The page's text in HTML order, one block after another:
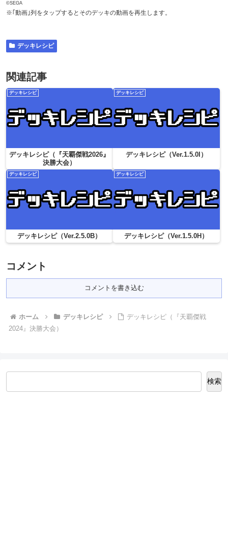
©SEGA
※｢動画｣列をタップするとそのデッキの動画を再生します。
デッキレシピ
関連記事
デッキレシピ
デッキレシピ（『天覇傑戦2026』
決勝大会）
デッキレシピ
デッキレシピ（Ver.1.5.0I）
デッキレシピ
デッキレシピ（Ver.2.5.0B）
デッキレシピ
デッキレシピ（Ver.1.5.0H）
コメント
コメントを書き込む
ホーム デッキレシピ
デッキレシピ（『天覇傑戦
2024』決勝大会）
検索